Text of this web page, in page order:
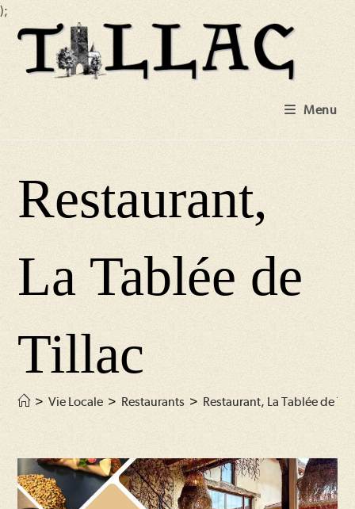
);
Skip
content
Menu
Restaurant,
La Tablée de
Tillac
> Vie Locale > Restaurants > Restaurant, La Tablée de